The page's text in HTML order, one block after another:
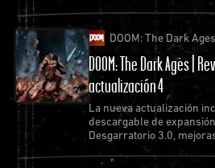
DOOM: The Dark Ages
DOOM: The Dark Ages |
actualización 4
La nueva actualización
descargable de
Desgarratorio 3.0,
de errores.